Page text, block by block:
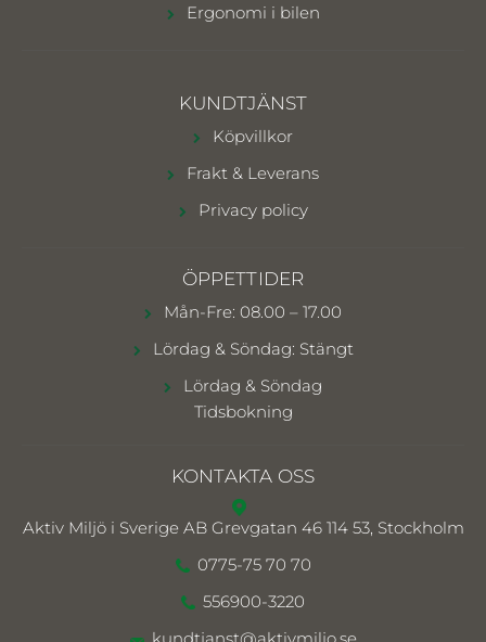
Ergonomi i bilen
KUNDTJÄNST
Köpvillkor
Frakt & Leverans
Privacy policy
ÖPPETTIDER
Mån-Fre: 08.00 – 17.00
Lördag & Söndag: Stängt
Lördag & Söndag
Tidsbokning
KONTAKTA OSS
Aktiv Miljö i Sverige AB Grevgatan 46 114 53, Stockholm
0775-75 70 70
556900-3220